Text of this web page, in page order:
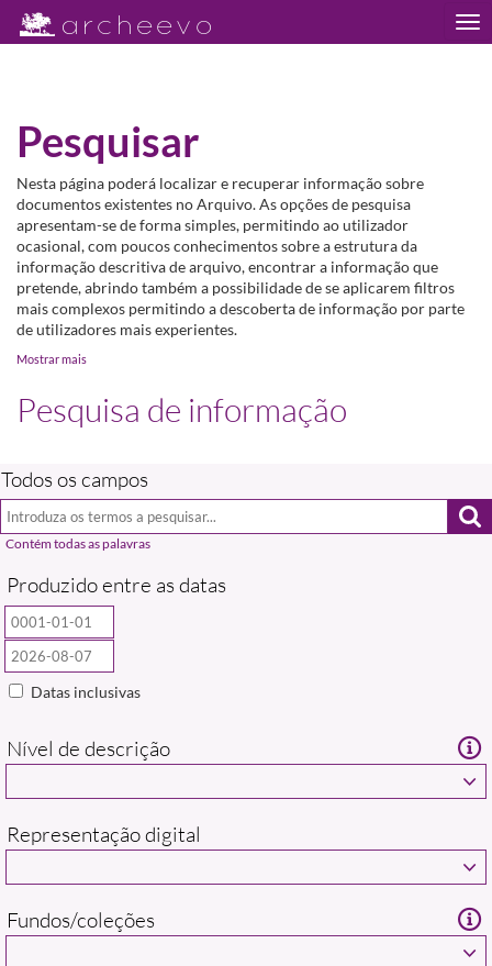
Pesquisar
Nesta página poderá localizar e recuperar informação sobre
documentos existentes no Arquivo. As opções de pesquisa
apresentam-se de forma simples, permitindo ao utilizador
ocasional, com poucos conhecimentos sobre a estrutura da
informação descritiva de arquivo, encontrar a informação que
pretende, abrindo também a possibilidade de se aplicarem filtros
mais complexos permitindo a descoberta de informação por parte
de utilizadores mais experientes.
Mostrar mais
Pesquisa de informação
Todos os campos
Produzido entre as datas
Datas inclusivas
Nível de descrição
Representação digital
Fundos/coleções